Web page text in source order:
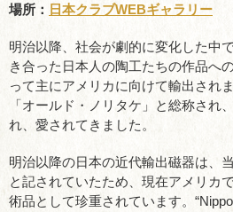
場所： 日本クラブWEBギャラリー
明治以降、社会が劇的に変化した中
き合った日本人の陶工たちの作品へ
って主にアメリカに向けて輸出され
「オールド・ノリタケ」と総称され
れ、愛されてきました。
明治以降の日本の近代輸出磁器は、
と記されていたため、現在アメリカ
術品として珍重されています。